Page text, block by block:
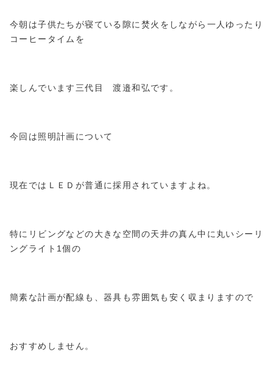
今朝は子供たちが寝ている隙に焚火をしながら一人ゆったり
コーヒータイムを
楽しんでいます三代目 渡邉和弘です。
今回は照明計画について
現在ではＬＥＤが普通に採用されていますよね。
特にリビングなどの大きな空間の天井の真ん中に丸いシーリ
ングライト1個の
簡素な計画が配線も、器具も雰囲気も安く収まりますので
おすすめしません。